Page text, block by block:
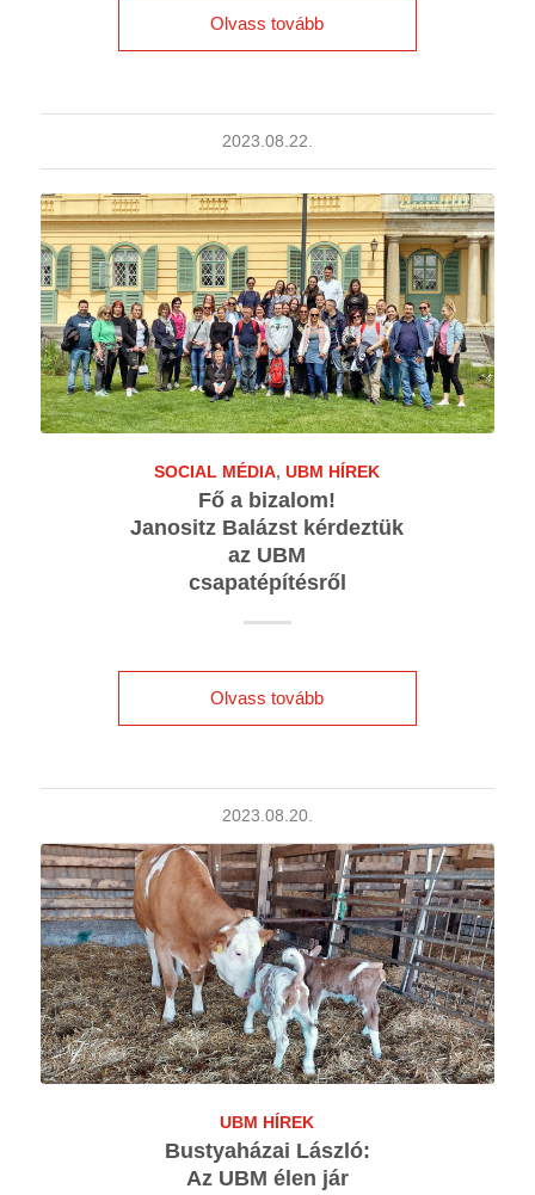
Olvass tovább
2023.08.22.
SOCIAL MÉDIA,UBM HÍREK
Fő a bizalom!
Janositz Balázst kérdeztük
az UBM
csapatépítésről
Olvass tovább
2023.08.20.
UBM HÍREK
Bustyaházai László:
Az UBM élen jár